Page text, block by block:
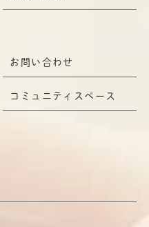
お問い合わせ
コミュニティスペース